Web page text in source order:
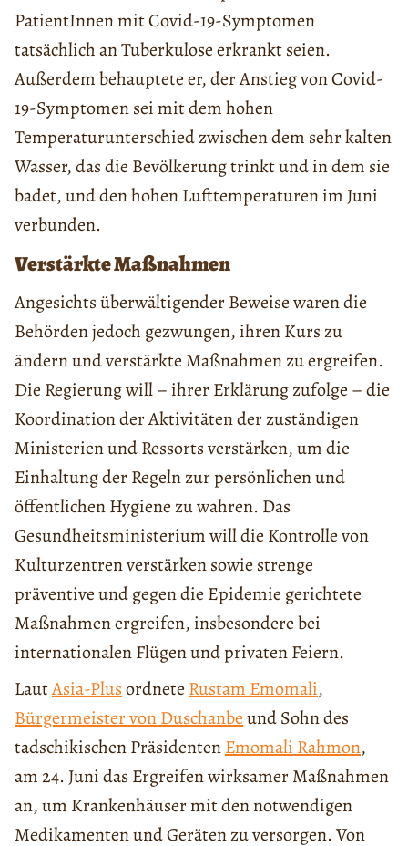
PatientInnen mit Covid-19-Symptomen
tatsächlich an Tuberkulose erkrankt seien.
Außerdem behauptete er, der Anstieg von Covid-
19-Symptomen sei mit dem hohen
Temperaturunterschied zwischen dem sehr kalten
Wasser, das die Bevölkerung trinkt und in dem sie
badet, und den hohen Lufttemperaturen im Juni
verbunden.
Verstärkte Maßnahmen
Angesichts überwältigender Beweise waren die
Behörden jedoch gezwungen, ihren Kurs zu
ändern und verstärkte Maßnahmen zu ergreifen.
Die Regierung will – ihrer Erklärung zufolge – die
Koordination der Aktivitäten der zuständigen
Ministerien und Ressorts verstärken, um die
Einhaltung der Regeln zur persönlichen und
öffentlichen Hygiene zu wahren. Das
Gesundheitsministerium will die Kontrolle von
Kulturzentren verstärken sowie strenge
präventive und gegen die Epidemie gerichtete
Maßnahmen ergreifen, insbesondere bei
internationalen Flügen und privaten Feiern.
LautAsia-Plusordnete Rustam Emomali,
Bürgermeister von Duschanbeund Sohn des
tadschikischen PräsidentenEmomali Rahmon,
am 24. Juni das Ergreifen wirksamer Maßnahmen
an, um Krankenhäuser mit den notwendigen
Medikamenten und Geräten zu versorgen. Von